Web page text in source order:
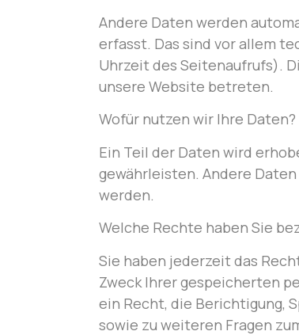
Andere Daten werden
erfasst. Das sind vor allem
Uhrzeit des Seitenaufrufs).
unsere Website betreten.
Wofür nutzen wir Ihre Daten?
Ein Teil der Daten wird
gewährleisten. Andere
werden.
Welche Rechte haben Sie
Sie haben jederzeit das
Zweck Ihrer gespeicherten
ein Recht, die Berichtigung,
sowie zu weiteren Fragen